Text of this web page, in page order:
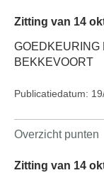
Zitting van 14
GOEDKEURING
BEKKEVOORT
Publicatiedatum:
Overzicht punten
Zitting van 14